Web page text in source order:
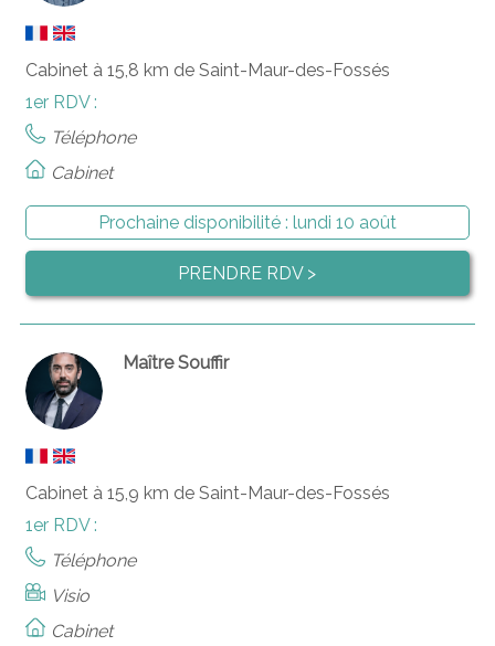
Cabinet à 15,8 km de Saint-Maur-des-Fossés
1er RDV :
Téléphone
Cabinet
Prochaine disponibilité : lundi 10 août
PRENDRE RDV >
Maître Souffir
Cabinet à 15,9 km de Saint-Maur-des-Fossés
1er RDV :
Téléphone
Visio
Cabinet